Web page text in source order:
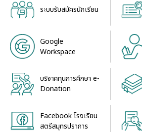
ระบบรับสมัครนักเรียน
Google
Workspace
บริจาคทุนการศึกษา e-
Donation
Facebook โรงเรียน
สตรีสมุทรปราการ